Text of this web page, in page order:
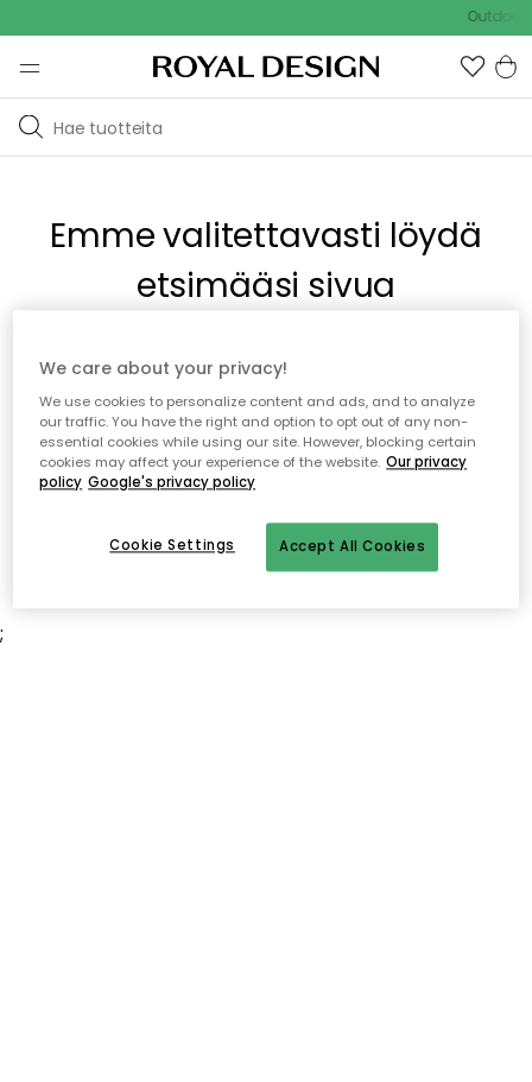
Outdoor
Emme valitettavasti löydä
etsimääsi sivua
Tämä voi johtua siitä, että sivua ei enää ole tai siitä, että se
on siirretty muualle. Pahoittelemme tästä mahdollisesti
aiheutunutta häiriötä. Voit kokeilla uudelleen yllä olevasta
valikosta tai siirtyä takaisin aloitussivustolle.
;
We care about your privacy!
We use cookies to personalize content and ads, and to analyze
our traffic. You have the right and option to opt out of any non-
essential cookies while using our site. However, blocking certain
cookies may affect your experience of the website. Our privacy
policy Google's privacy policy
Accept All Cookies
Cookie Settings